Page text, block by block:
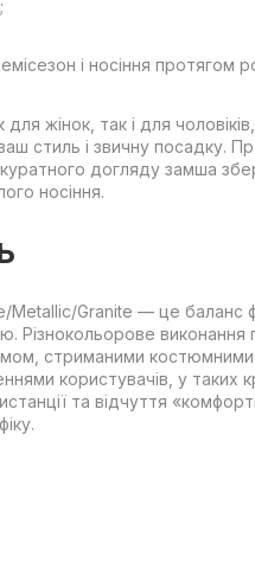
і носіння протягом
жінок, так і для
стиль і звичну посадку.
догляду замша
носіння.
Granite — це баланс
виконання
стриманими костюмними
користувачів, у таких
та відчуття